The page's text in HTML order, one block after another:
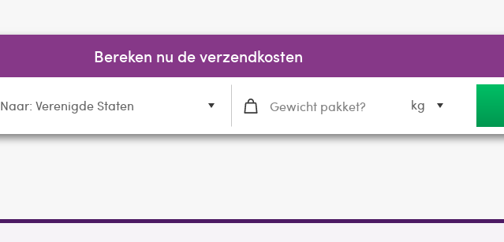
Bereken nu de verzendkosten
Naar: Verenigde Staten kg